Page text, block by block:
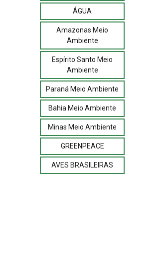
ÁGUA
Amazonas Meio
Ambiente
Espírito Santo Meio
Ambiente
Paraná Meio Ambiente
Bahia Meio Ambiente
Minas Meio Ambiente
GREENPEACE
AVES BRASILEIRAS